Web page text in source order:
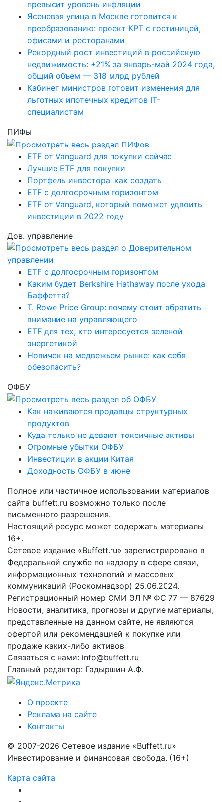
превысит уровень инфляции
Ясеневая улица в Москве готовится к
преобразованию: проект КРТ с гостиницей,
офисами и ресторанами
Рекордный рост инвестиций в российскую
недвижимость: +21% за январь-май 2024 года,
общий объем — 318 млрд рублей
Кабинет министров готовит изменения для
льготных ипотечных кредитов IT-
специалистам
ПИФы
ETF от Vanguard для покупки сейчас
Лучшие ETF для покупки
Портфель инвестора: как создать
ETF с долгосрочным горизонтом
ETF от Vanguard, который поможет удвоить
инвестиции в 2022 году
Дов. управление
ETF с долгосрочным горизонтом
Каким будет Berkshire Hathaway после ухода
Баффетта?
T. Rowe Price Group: почему стоит обратить
внимание на управляющего
ETF для тех, кто интересуется зеленой
энергетикой
Новичок на медвежьем рынке: как себя
обезопасить?
ОФБУ
Как наживаются продавцы структурных
продуктов
Куда только не девают токсичные активы
Огромные убытки ОФБУ
Инвестиции в акции Китая
Доходность ОФБУ в июне
Полное или частичное использовании материалов
сайта buffett.ru возможно только после
письменного разрешения.
Настоящий ресурс может содержать материалы
16+.
Сетевое издание «Buffett.ru» зарегистрировано в
Федеральной службе по надзору в сфере связи,
информационных технологий и массовых
коммуникаций (Роскомнадзор) 25.06.2024.
Регистрационный номер СМИ ЭЛ № ФС 77 — 87629
Новости, аналитика, прогнозы и другие материалы,
представленные на данном сайте, не являются
офертой или рекомендацией к покупке или
продаже каких-либо активов
Связаться с нами: info@buffett.ru
Главный редактор: Гадыршин А.Ф.
О проекте
Реклама на сайте
Контакты
© 2007-2026 Сетевое издание «Buffett.ru»
Инвестирование и финансовая свобода. (16+)
Карта сайта